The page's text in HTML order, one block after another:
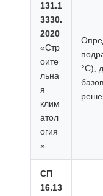
131.1
3330.
2020
«Стр
оите
льна
я
клим
атол
огия
»
°C),
СП
16.13